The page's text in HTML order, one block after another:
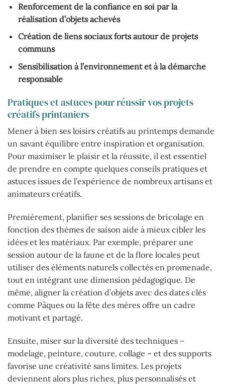
Renforcement de la confiance en soi par la
réalisation d’objets achevés
Création de liens sociaux forts autour de projets
communs
Sensibilisation à l’environnement et à la démarche
responsable
Pratiques et astuces pour réussir vos projets
créatifs printaniers
Mener à bien ses loisirs créatifs au printemps demande
un savant équilibre entre inspiration et organisation.
Pour maximiser le plaisir et la réussite, il est essentiel
de prendre en compte quelques conseils pratiques et
astuces issues de l’expérience de nombreux artisans et
animateurs créatifs.
Premièrement, planifier ses sessions de bricolage en
fonction des thèmes de saison aide à mieux cibler les
idées et les matériaux. Par exemple, préparer une
session autour de la faune et de la flore locales peut
utiliser des éléments naturels collectés en promenade,
tout en intégrant une dimension pédagogique. De
même, aligner la création d’objets avec des dates clés
comme Pâques ou la fête des mères offre un cadre
motivant et partagé.
Ensuite, miser sur la diversité des techniques –
modelage, peinture, couture, collage – et des supports
favorise une créativité sans limites. Les projets
deviennent alors plus riches, plus personnalisés et